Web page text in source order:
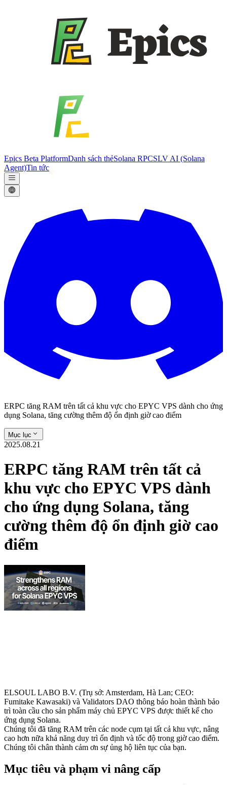
Epics Beta PlatformDanh sách thẻSolana RPCSLV AI (Solana
Agent)Tin tức
ERPC tăng RAM trên tất cả khu vực cho EPYC VPS dành cho ứng
dụng Solana, tăng cường thêm độ ổn định giờ cao điểm
Mục lục
2025.08.21
ERPC tăng RAM trên tất cả
khu vực cho EPYC VPS dành
cho ứng dụng Solana, tăng
cường thêm độ ổn định giờ cao
điểm
ELSOUL LABO B.V. (Trụ sở: Amsterdam, Hà Lan; CEO:
Fumitake Kawasaki) và Validators DAO thông báo hoàn thành bảo
trì toàn cầu cho sản phẩm máy chủ EPYC VPS được thiết kế cho
ứng dụng Solana.
Chúng tôi đã tăng RAM trên các node cụm tại tất cả khu vực, nâng
cao hơn nữa khả năng duy trì ổn định và tốc độ trong giờ cao điểm.
Chúng tôi chân thành cảm ơn sự ủng hộ liên tục của bạn.
Mục tiêu và phạm vi nâng cấp